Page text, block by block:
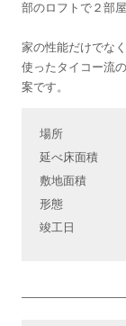
部のロフトで２部
家の性能だけでな
使ったタイコー流
案です。
場所
延べ床面積
敷地面積
形態
竣工日